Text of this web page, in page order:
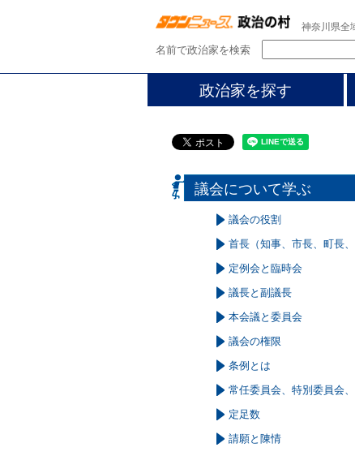
神奈川県全
名前で政治家を検索
政治家を探す
議会について学ぶ
議会の役割
首長（知事、市長、町長
定例会と臨時会
議長と副議長
本会議と委員会
議会の権限
条例とは
常任委員会、特別委員会
定足数
請願と陳情